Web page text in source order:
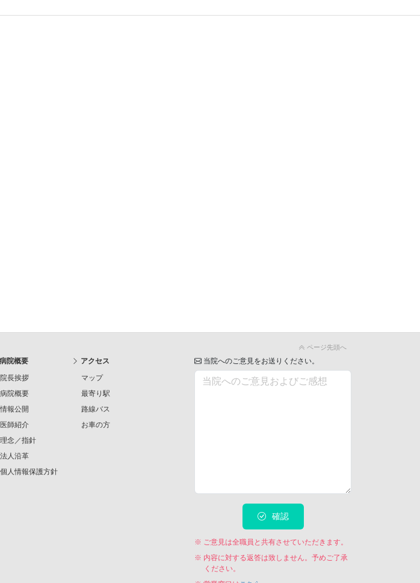
ページ先頭へ
病院概要
院長挨拶
病院概要
情報公開
医師紹介
理念／指針
法人沿革
個人情報保護方針
アクセス
マップ
最寄り駅
路線バス
お車の方
当院へのご意見をお送りください。
確認
※ ご意見は全職員と共有させていただきます。
※ 内容に対する返答は致しません。予めご了承
ください。